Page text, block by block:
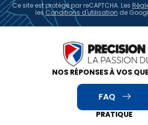
Ce site est protégé par reCAPTCHA. Les
les Conditions d'utilisation de
PRATIQUE
NOS RÉPONSES À VOS
FAQ